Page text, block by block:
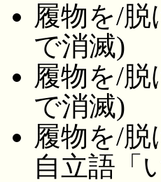
履物を/
で消滅)
履物を/
で消滅)
履物を/
自立語「